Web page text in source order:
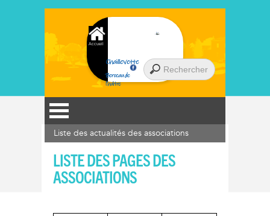
Accueil
Chaillevette
Berceau de
l'huître
Liste des actualités des associations
LISTE DES PAGES DES
ASSOCIATIONS